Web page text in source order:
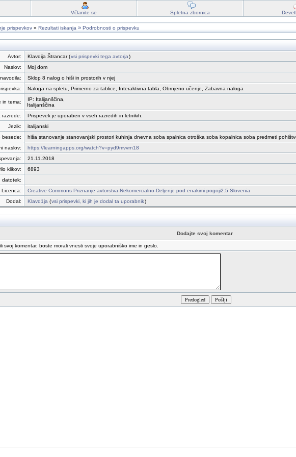
Včlanite se Spletna zbornica
prispevkov » Rezultati iskanja » Podrobnosti o prispevku
Avtor: Klavdija Štrancar (vsi prispevki tega avtorja)
Naslov:
Moj dom
Sklop 8 nalog o hiši in prostorih v njej
Naloga na spletu, Primerno za tablice, Interaktivna tabla, Obrnjeno učenje, Zabavna naloga
in tema:
IP: Italijanščina,
Italijanščina
razrede:
Prispevek je uporaben v vseh razredih in letnikih.
Jezik:
italijanski
besede:
hiša stanovanje stanovanjski prostori kuhinja dnevna soba spalnica otroška soba kopalnica soba predmeti
naslov:
https://learningapps.org/watch?v=pyd9mvvrn18
21.11.2018
klikov:
6893
datotek:
Licenca:
Creative Commons Priznanje avtorstva-Nekomercialno-Deljenje pod enakimi pogoji2.5 Slovenia
Dodal:
Klavd1ja (vsi prispevki, ki jih je dodal ta uporabnik)
Dodajte svoj komentar
svoj komentar, boste morali vnesti svoje uporabniško ime in geslo.